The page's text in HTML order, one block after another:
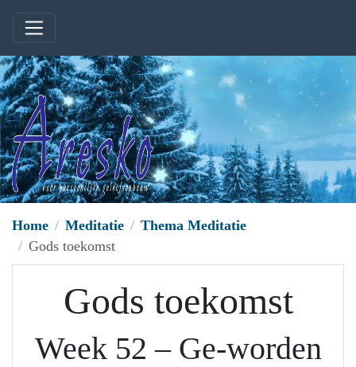
Home Meditatie
Thema Meditatie
Gods toekomst
Gods toekomst
Week 52 – Ge-worden